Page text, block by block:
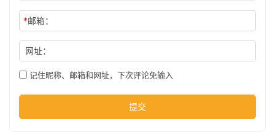
科
技
*邮箱：
网址：
记住昵称、邮箱和网址，下次评论免输入
提交